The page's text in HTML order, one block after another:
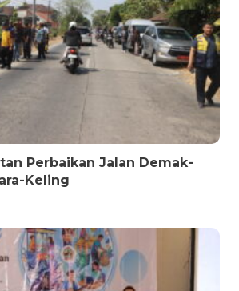
Perbaikan Jalan Demak-
Keling